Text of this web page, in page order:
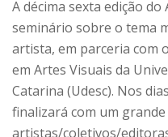
A décima sexta edição
seminário sobre o tema
artista, em parceria com
em Artes Visuais da
Catarina (Udesc). Nos
finalizará com um
artistas/coletivos/